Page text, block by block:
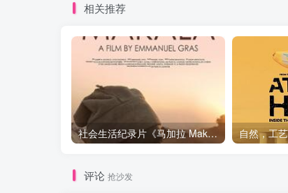
相关推荐
社会生活纪录片《马加拉 Makala》下载
评论 抢沙发